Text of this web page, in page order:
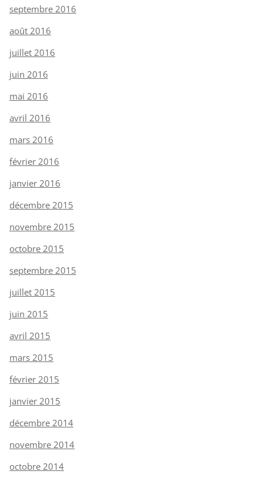
septembre 2016
août 2016
juillet 2016
juin 2016
mai 2016
avril 2016
mars 2016
février 2016
janvier 2016
décembre 2015
novembre 2015
octobre 2015
septembre 2015
juillet 2015
juin 2015
avril 2015
mars 2015
février 2015
janvier 2015
décembre 2014
novembre 2014
octobre 2014